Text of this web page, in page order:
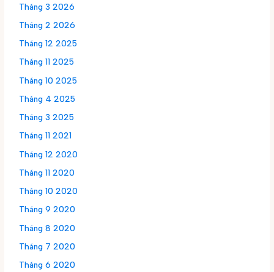
Tháng 3 2026
Tháng 2 2026
Tháng 12 2025
Tháng 11 2025
Tháng 10 2025
Tháng 4 2025
Tháng 3 2025
Tháng 11 2021
Tháng 12 2020
Tháng 11 2020
Tháng 10 2020
Tháng 9 2020
Tháng 8 2020
Tháng 7 2020
Tháng 6 2020